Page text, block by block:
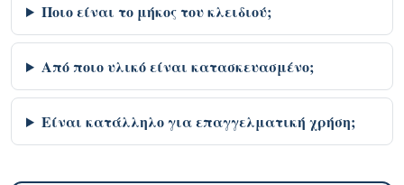
Ποιο είναι το μήκος του κλειδιού;
Από ποιο υλικό είναι κατασκευασμένο;
Είναι κατάλληλο για επαγγελματική χρήση;